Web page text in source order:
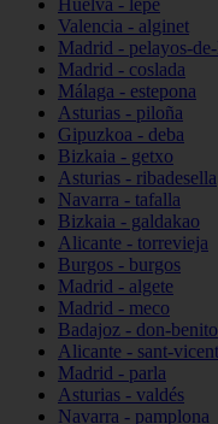
Huelva - lepe
Valencia - alginet
Madrid - pelayos-
Madrid - coslada
Málaga - estepona
Asturias - piloña
Gipuzkoa - deba
Bizkaia - getxo
Asturias - ribadesella
Navarra - tafalla
Bizkaia - galdakao
Alicante - torrevieja
Burgos - burgos
Madrid - algete
Madrid - meco
Badajoz - don-benito
Alicante - sant-
Madrid - parla
Asturias - valdés
Navarra - pamplona